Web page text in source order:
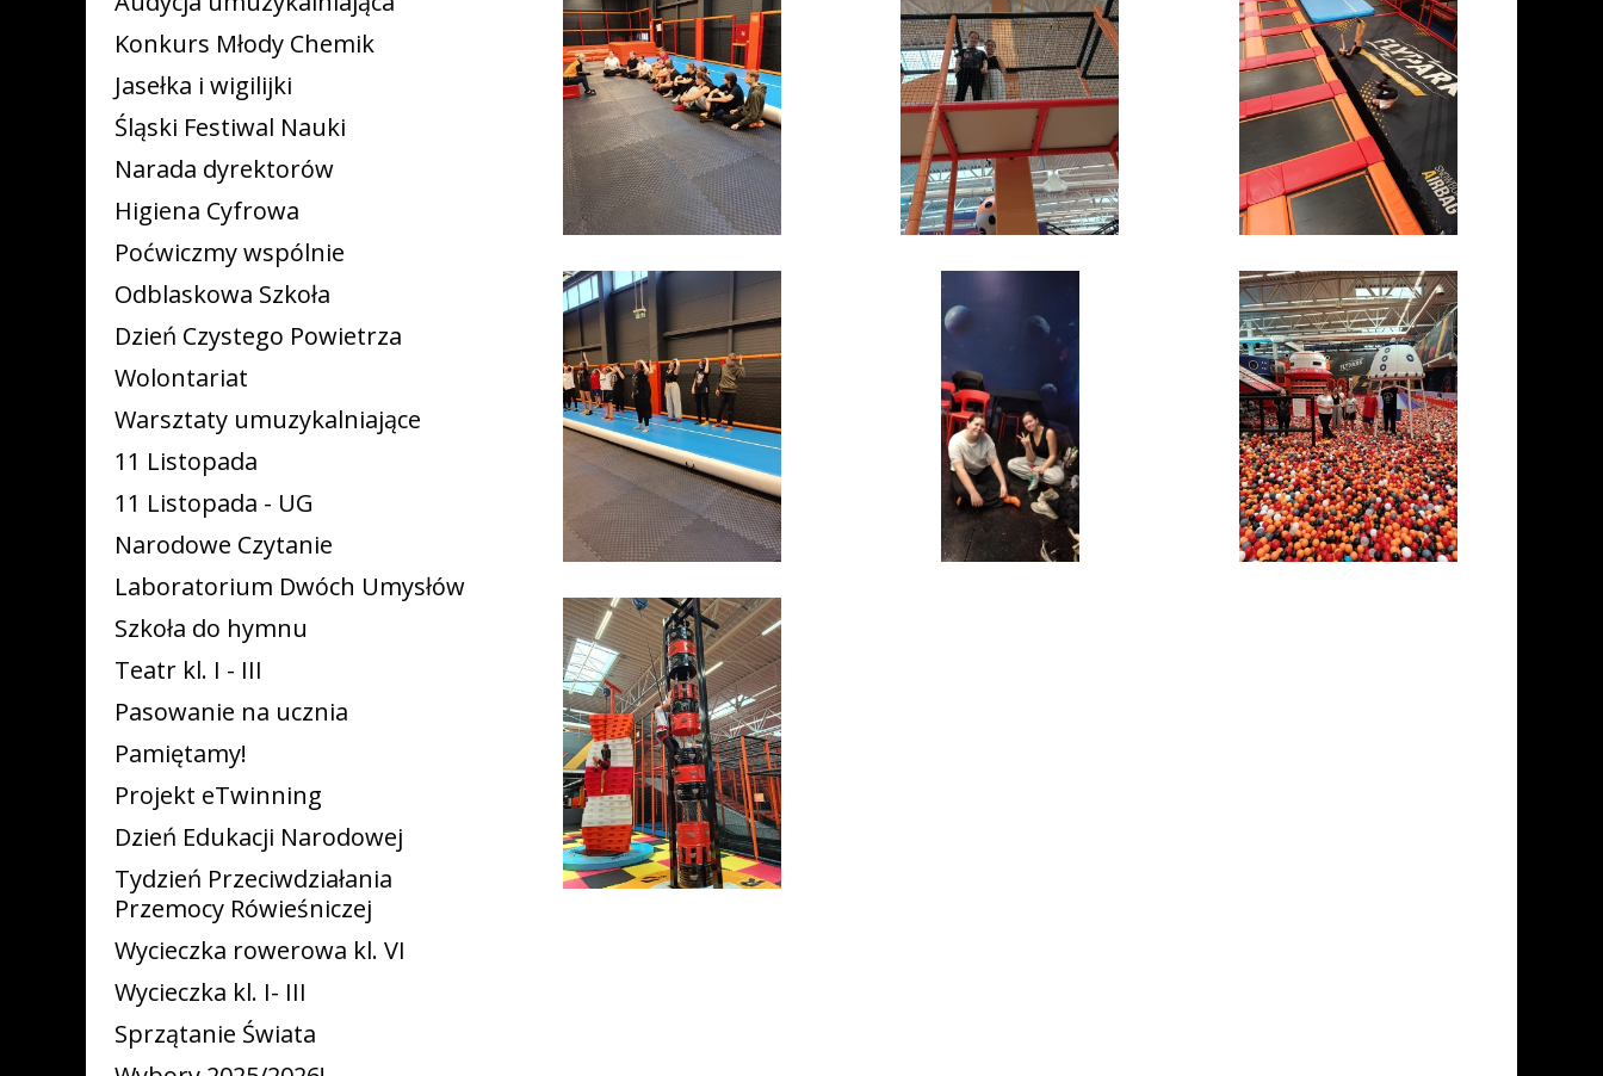
Konkurs Młody Chemik
Jasełka i wigilijki
Śląski Festiwal Nauki
Narada dyrektorów
Higiena Cyfrowa
Poćwiczmy wspólnie
Odblaskowa Szkoła
Dzień Czystego Powietrza
Wolontariat
Warsztaty umuzykalniające
11 Listopada
11 Listopada - UG
Narodowe Czytanie
Laboratorium Dwóch Umysłów
Szkoła do hymnu
Teatr kl. I - III
Pasowanie na ucznia
Pamiętamy!
Projekt eTwinning
Dzień Edukacji Narodowej
Tydzień Przeciwdziałania
Przemocy Rówieśniczej
Wycieczka rowerowa kl. VI
Wycieczka kl. I- III
Sprzątanie Świata